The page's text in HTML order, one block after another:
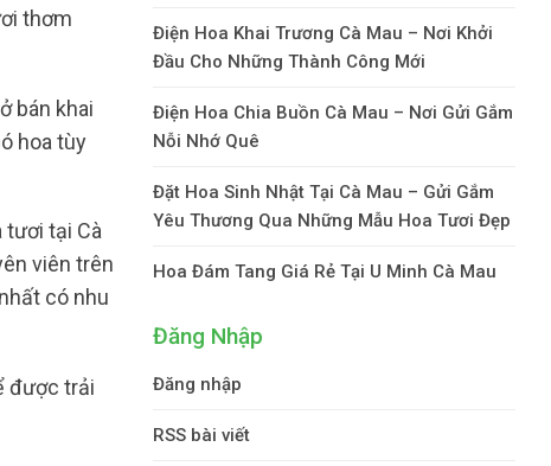
thơm
bán khai
hoa tùy
tươi tại Cà
viên trên
có nhu
được trải
Điện Hoa Khai Trương Cà Mau – Nơi Khởi
Đầu Cho Những Thành Công Mới
Điện Hoa Chia Buồn Cà Mau – Nơi Gửi Gắm
Nỗi Nhớ Quê
Đặt Hoa Sinh Nhật Tại Cà Mau – Gửi Gắm
Yêu Thương Qua Những Mẫu Hoa Tươi Đẹp
Hoa Đám Tang Giá Rẻ Tại U Minh Cà Mau
Đăng Nhập
Đăng nhập
RSS bài viết